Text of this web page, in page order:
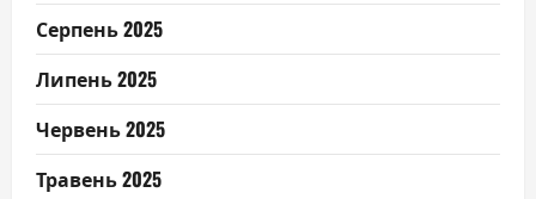
Серпень 2025
Липень 2025
Червень 2025
Травень 2025